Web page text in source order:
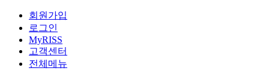
회원가입
로그인
MyRISS
고객센터
전체메뉴